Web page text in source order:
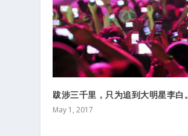
跋涉三千里，只为追到大明星李白。
May 1, 2017